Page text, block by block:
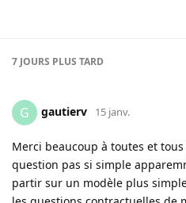
7 JOURS PLUS TARD
G gautierv 15 janv.
Merci beaucoup à toutes et
question pas si simple
partir sur un modèle plus